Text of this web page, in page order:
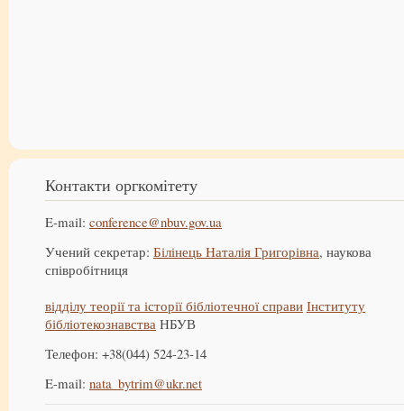
Контакти оргкомітету
E-mail: conference@nbuv.gov.ua
Учений секретар: Білінець Наталія Григорівна, наукова
співробітниця
відділу теорії та історії бібліотечної справи Інституту
бібліотекознавства НБУВ
Телефон: +38(044) 524-23-14
E-mail: nata_bytrim@ukr.net